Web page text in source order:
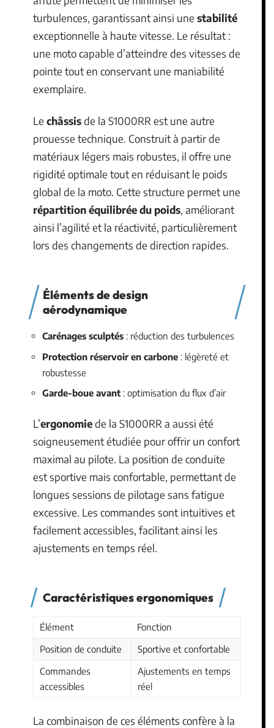
turbulences, garantissant ainsi une stabilité
exceptionnelle à haute vitesse. Le résultat :
une moto capable d’atteindre des vitesses de
pointe tout en conservant une maniabilité
exemplaire.
Le châssisde la S1000RR est une autre
prouesse technique. Construit à partir de
matériaux légers mais robustes, il offre une
rigidité optimale tout en réduisant le poids
global de la moto. Cette structure permet une
répartition équilibrée du poids, améliorant
ainsi l’agilité et la réactivité, particulièrement
lors des changements de direction rapides.
Éléments de design
aérodynamique
Carénages sculptés : réduction des turbulences
Protection réservoir en carbone : légèreté et
robustesse
Garde-boue avant : optimisation du flux d’air
L’ergonomiede la S1000RR a aussi été
soigneusement étudiée pour offrir un confort
maximal au pilote. La position de conduite
est sportive mais confortable, permettant de
longues sessions de pilotage sans fatigue
excessive. Les commandes sont intuitives et
facilement accessibles, facilitant ainsi les
ajustements en temps réel.
Caractéristiques ergonomiques
Élément
Fonction
Position de conduite
Sportive et confortable
Commandes
accessibles
Ajustements en temps
réel
La combinaison de ces éléments confère à la